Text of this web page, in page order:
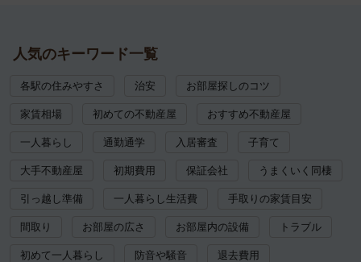
人気のキーワード一覧
各駅の住みやすさ 治安 お部屋探しのコツ
家賃相場 初めての不動産屋 おすすめ不動産屋
一人暮らし 通勤通学 入居審査 子育て
大手不動産屋 初期費用 保証会社 うまくいく同棲
引っ越し準備 一人暮らし生活費 手取りの家賃目安
間取り お部屋の広さ お部屋内の設備 トラブル
初めて一人暮らし 防音や騒音 退去費用